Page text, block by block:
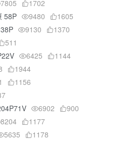
7805
1702
58P 9480
1605
9130
1370
511
6425
1144
1944
1156
6902
900
8204
1177
5635
1178